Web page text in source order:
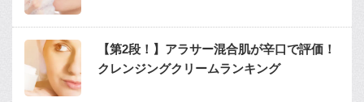
【第2段！】アラサー混合肌が辛口で評価！
クレンジングクリームランキング